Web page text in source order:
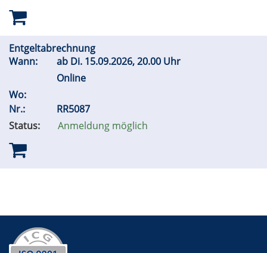
Entgeltabrechnung
Wann:
ab Di. 15.09.2026, 20.00 Uhr
Online
Wo:
Nr.:
RR5087
Status:
Anmeldung möglich